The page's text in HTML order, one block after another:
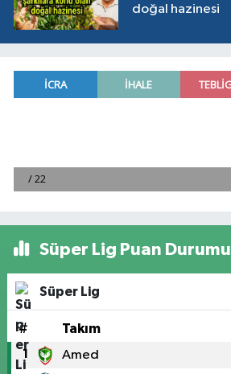
doğal hazinesi
Süper Lig Puan Durumu
Süper Lig
# Takım
1 Amed